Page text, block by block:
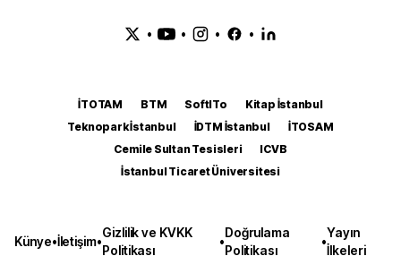
• • • •
İTOTAM BTM SoftITo
Kitap İstanbul
Teknopark İstanbul
İDTM İstanbul
İTOSAM
Cemile Sultan Tesisleri
ICVB
İstanbul Ticaret Üniversitesi
Künye•İletişim•
Gizlilik ve KVKK
Politikası
•
Doğrulama
Politikası
•
Yayın
İlkeleri